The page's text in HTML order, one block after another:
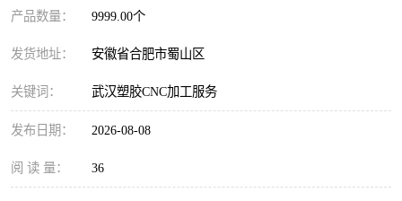
产品数量： 9999.00个
发货地址： 安徽省合肥市蜀山区
关键词： 武汉塑胶CNC加工服务
发布日期： 2026-08-08
阅 读 量： 36